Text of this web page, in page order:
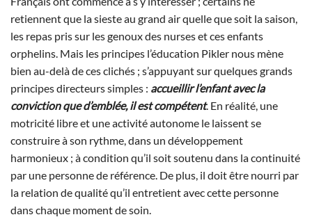
retiennent que la sieste au grand air quelle que soit la saison,
les repas pris sur les genoux des nurses et ces enfants
orphelins. Mais les principes l’éducation Pikler nous mène
bien au-delà de ces clichés ; s’appuyant sur quelques grands
principes directeurs simples : accueillir l’enfant avec la
conviction que d’emblée, il est compétent. En réalité, une
motricité libre et une activité autonome le laissent se
construire à son rythme, dans un développement
harmonieux ; à condition qu’il soit soutenu dans la continuité
par une personne de référence. De plus, il doit être nourri par
la relation de qualité qu’il entretient avec cette personne
dans chaque moment de soin.